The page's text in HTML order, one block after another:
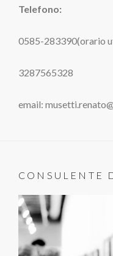
Telefono:
0585-283390(orario
3287565328
email:
CONSULENTE